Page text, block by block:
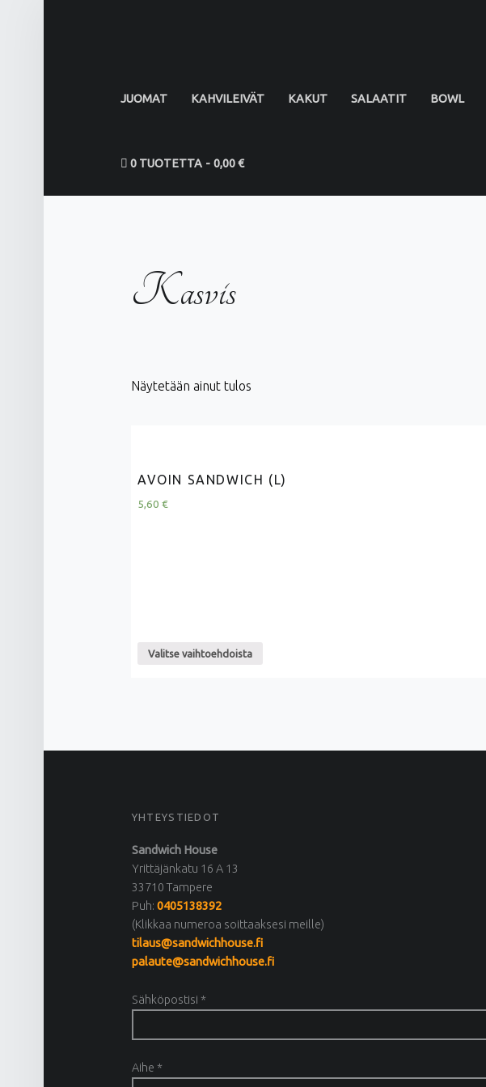
JUOMAT KAHVILEIVÄT KAKUT SALAATIT BOWL
0 TUOTETTA 0,00 €
Kasvis
Näytetään ainut tulos
AVOIN SANDWICH (L)
5,60 €
Valitse vaihtoehdoista
FOOTER SIDEBAR
YHTEYSTIEDOT
Sandwich House
Yrittäjänkatu 16 A 13
33710 Tampere
Puh: 0405138392
(Klikkaa numeroa soittaaksesi meille)
tilaus@sandwichhouse.fi
palaute@sandwichhouse.fi
Sähköpostisi *
Aihe *